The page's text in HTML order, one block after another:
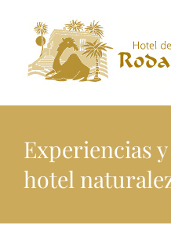
content
Experiencias
hotel